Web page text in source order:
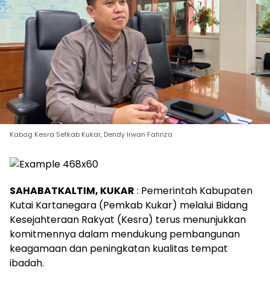
Kabag Kesra Setkab Kukar, Dendy Irwan Fahriza
SAHABATKALTIM, KUKAR : Pemerintah Kabupaten
Kutai Kartanegara (Pemkab Kukar) melalui Bidang
Kesejahteraan Rakyat (Kesra) terus menunjukkan
komitmennya dalam mendukung pembangunan
keagamaan dan peningkatan kualitas tempat
ibadah.